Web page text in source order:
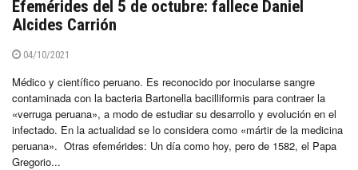
Efemérides del 5 de octubre: fallece Daniel
Alcides Carrión
04/10/2021
Médico y científico peruano. Es reconocido por inocularse sangre
contaminada con la bacteria Bartonella bacilliformis para contraer la
«verruga peruana», a modo de estudiar su desarrollo y evolución en el
infectado. En la actualidad se lo considera como «mártir de la medicina
peruana». Otras efemérides: Un día como hoy, pero de 1582, el Papa
Gregorio...